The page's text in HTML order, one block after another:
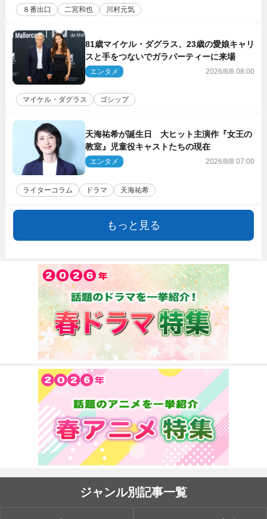
８番出口 二宮和也 川村元気
81歳マイケル・ダグラス、23歳の愛娘キャリ
スと手をつないでガラパーティーに来場
エンタメ 2026/8/8 08:00
マイケル・ダグラス ゴシップ
天海祐希が誕生日 大ヒット主演作『女王の
教室』児童役キャストたちの現在
エンタメ 2026/8/8 07:00
ライターコラム ドラマ 天海祐希
もっと見る
ジャンル別記事一覧